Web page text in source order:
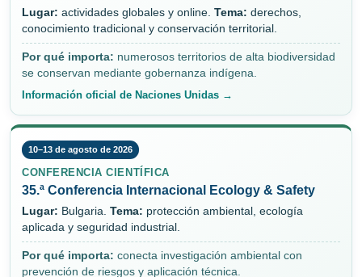
Lugar: actividades globales y online. Tema: derechos,
conocimiento tradicional y conservación territorial.
Por qué importa: numerosos territorios de alta biodiversidad
se conservan mediante gobernanza indígena.
Información oficial de Naciones Unidas →
10–13 de agosto de 2026
CONFERENCIA CIENTÍFICA
35.ª Conferencia Internacional Ecology & Safety
Lugar: Bulgaria. Tema: protección ambiental, ecología
aplicada y seguridad industrial.
Por qué importa: conecta investigación ambiental con
prevención de riesgos y aplicación técnica.